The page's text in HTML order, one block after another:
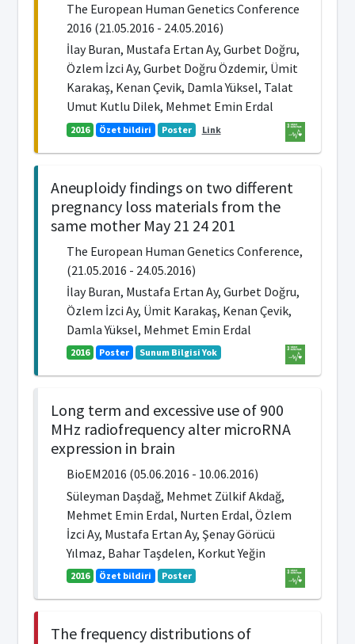
The European Human Genetics Conference
2016 (21.05.2016 - 24.05.2016)
İlay Buran, Mustafa Ertan Ay, Gurbet Doğru,
Özlem İzci Ay, Gurbet Doğru Özdemir, Ümit
Karakaş, Kenan Çevik, Damla Yüksel, Talat
Umut Kutlu Dilek, Mehmet Emin Erdal
2016 Özet bildiri Poster Link
Aneuploidy findings on two different
pregnancy loss materials from the
same mother May 21 24 201
The European Human Genetics Conference,
(21.05.2016 - 24.05.2016)
İlay Buran, Mustafa Ertan Ay, Gurbet Doğru,
Özlem İzci Ay, Ümit Karakaş, Kenan Çevik,
Damla Yüksel, Mehmet Emin Erdal
2016 Poster Sunum Bilgisi Yok
Long term and excessive use of 900
MHz radiofrequency alter microRNA
expression in brain
BioEM2016 (05.06.2016 - 10.06.2016)
Süleyman Daşdağ, Mehmet Zülkif Akdağ,
Mehmet Emin Erdal, Nurten Erdal, Özlem
İzci Ay, Mustafa Ertan Ay, Şenay Görücü
Yılmaz, Bahar Taşdelen, Korkut Yeğin
2016 Özet bildiri Poster
The frequency distributions of